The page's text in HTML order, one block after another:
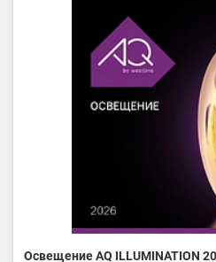
Освещение AQ ILLUMINATION